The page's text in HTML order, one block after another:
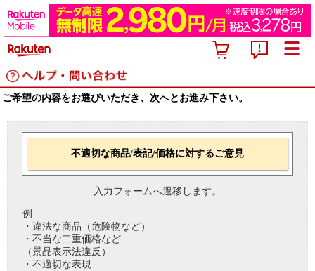
ご希望の内容をお選びいただき、次へとお進み下さい。
不適切な商品/表記/価格に対するご意見
入力フォームへ遷移します。
例
・違法な商品（危険物など）
・不当な二重価格など
（景品表示法違反）
・不適切な表現